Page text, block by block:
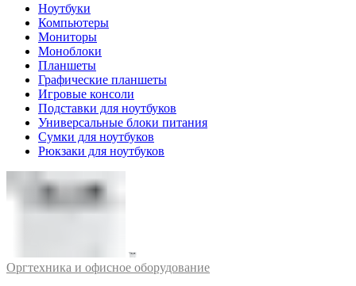
Ноутбуки
Компьютеры
Мониторы
Моноблоки
Планшеты
Графические планшеты
Игровые консоли
Подставки для ноутбуков
Универсальные блоки питания
Сумки для ноутбуков
Рюкзаки для ноутбуков
Оргтехника и офисное оборудование